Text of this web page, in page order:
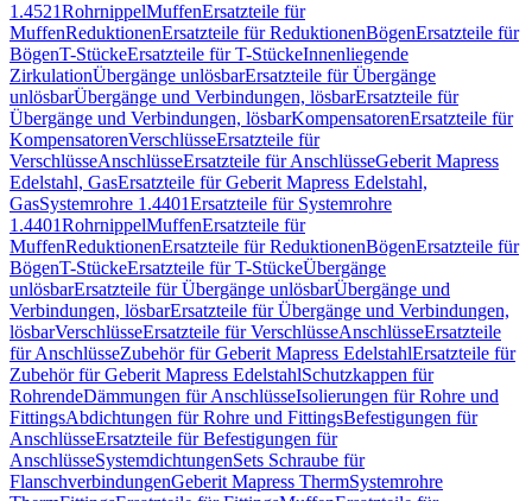
1.4521RohrnippelMuffenErsatzteile für
MuffenReduktionenErsatzteile für ReduktionenBögenErsatzteile für
BögenT-StückeErsatzteile für T-StückeInnenliegende
ZirkulationÜbergänge unlösbarErsatzteile für Übergänge
unlösbarÜbergänge und Verbindungen, lösbarErsatzteile für
Übergänge und Verbindungen, lösbarKompensatorenErsatzteile für
KompensatorenVerschlüsseErsatzteile für
VerschlüsseAnschlüsseErsatzteile für AnschlüsseGeberit Mapress
Edelstahl, GasErsatzteile für Geberit Mapress Edelstahl,
GasSystemrohre 1.4401Ersatzteile für Systemrohre
1.4401RohrnippelMuffenErsatzteile für
MuffenReduktionenErsatzteile für ReduktionenBögenErsatzteile für
BögenT-StückeErsatzteile für T-StückeÜbergänge
unlösbarErsatzteile für Übergänge unlösbarÜbergänge und
Verbindungen, lösbarErsatzteile für Übergänge und Verbindungen,
lösbarVerschlüsseErsatzteile für VerschlüsseAnschlüsseErsatzteile
für AnschlüsseZubehör für Geberit Mapress EdelstahlErsatzteile für
Zubehör für Geberit Mapress EdelstahlSchutzkappen für
RohrendeDämmungen für AnschlüsseIsolierungen für Rohre und
FittingsAbdichtungen für Rohre und FittingsBefestigungen für
AnschlüsseErsatzteile für Befestigungen für
AnschlüsseSystemdichtungenSets Schraube für
FlanschverbindungenGeberit Mapress ThermSystemrohre